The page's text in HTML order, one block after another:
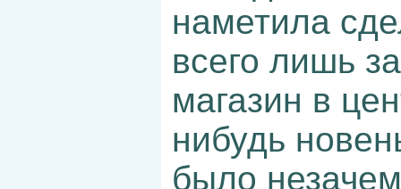
наметила
всего лишь
магазин в
нибудь
было